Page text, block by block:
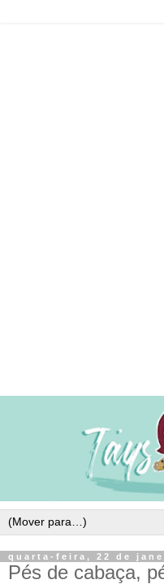
quarta-feira, 22 de
Pés de cabaça,